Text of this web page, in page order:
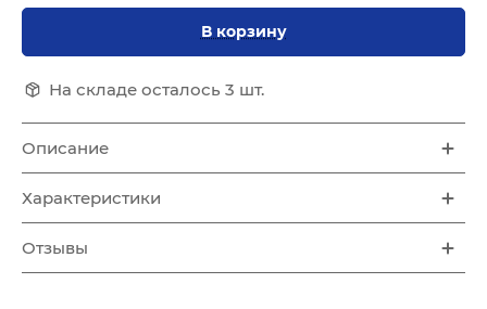
В корзину
На складе осталось 3 шт.
Описание
Характеристики
Отзывы